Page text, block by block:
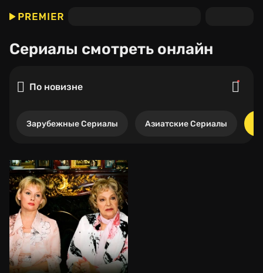
Сериалы смотреть онлайн
По новизне
Зарубежные Сериалы Азиатские Сериалы